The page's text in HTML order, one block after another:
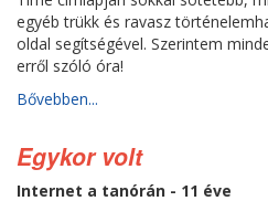
egyéb trükk és ravasz
oldal segítségével. Szerintem
erről szóló óra!
Bővebben...
Egykor volt
Internet a tanórán - 11 éve